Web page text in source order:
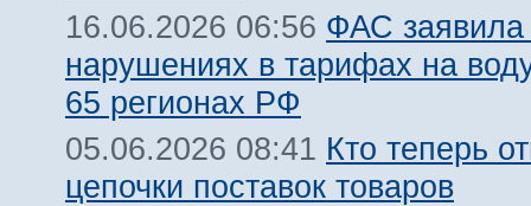
16.06.2026 06:56 ФАС заявила
нарушениях в тарифах на
65 регионах РФ
05.06.2026 08:41 Кто теперь
цепочки поставок товаров